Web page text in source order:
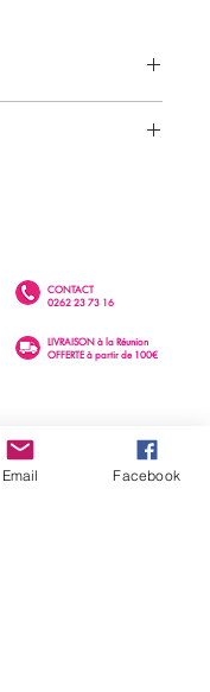
CONTACT
0262 23 73 16
LIVRAISON à la Réunion
OFFERTE à partir de 100€
Email Facebook